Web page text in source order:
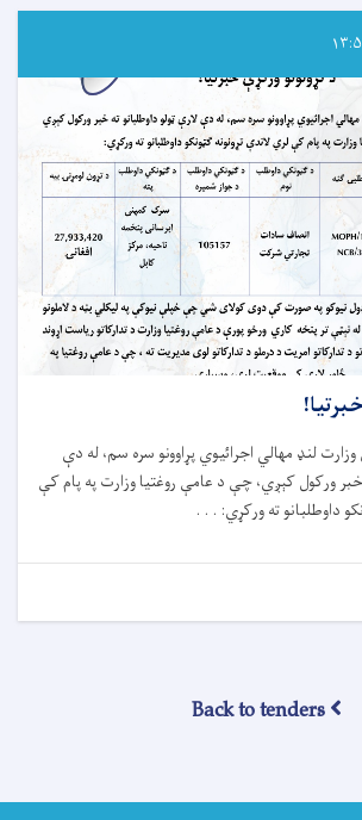
لنډ مهالي اجرائیوي پړاوونو سره سم، له دې
خبر ورکول کېږي، چې د عامې روغتیا وزارت په پام کې
داوطلبانو ته ورکړي: . . .
Back to tenders